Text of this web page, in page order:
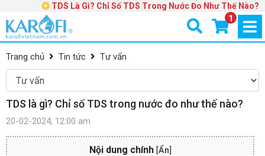
TDS Là Gì? Chỉ Số TDS Trong Nước Đo Như Thế Nào?
1
Trang chủ Tin tức Tư vấn
TDS là gì? Chỉ số TDS trong nước đo như thế nào?
20-02-2024, 12:00 am
Nội dung chính [Ẩn